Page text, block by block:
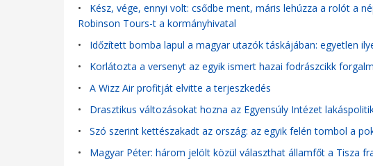
• Kész, vége, ennyi volt: csődbe ment, máris lehúzza a rolót a
Robinson Tours-t a kormányhivatal
• Időzített bomba lapul a magyar utazók táskájában: egyetlen
• Korlátozta a versenyt az egyik ismert hazai fodrászcikk
• A Wizz Air profitját elvitte a terjeszkedés
• Drasztikus változásokat hozna az Egyensúly Intézet
• Szó szerint kettészakadt az ország: az egyik felén tombol a
• Magyar Péter: három jelölt közül választhat államfőt a Tisza